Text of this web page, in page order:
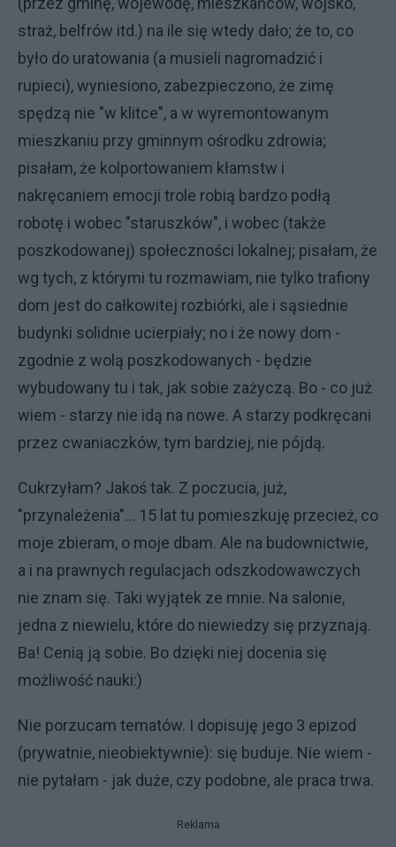
straż, belfrów itd.) na ile się wtedy dało; że to, co
było do uratowania (a musieli nagromadzić i
rupieci), wyniesiono, zabezpieczono, że zimę
spędzą nie "w klitce", a w wyremontowanym
mieszkaniu przy gminnym ośrodku zdrowia;
pisałam, że kolportowaniem kłamstw i
nakręcaniem emocji trole robią bardzo podłą
robotę i wobec "staruszków", i wobec (także
poszkodowanej) społeczności lokalnej; pisałam, że
wg tych, z którymi tu rozmawiam, nie tylko trafiony
dom jest do całkowitej rozbiórki, ale i sąsiednie
budynki solidnie ucierpiały; no i że nowy dom -
zgodnie z wolą poszkodowanych - będzie
wybudowany tu i tak, jak sobie zażyczą. Bo - co już
wiem - starzy nie idą na nowe. A starzy podkręcani
przez cwaniaczków, tym bardziej, nie pójdą.
Cukrzyłam? Jakoś tak. Z poczucia, już,
"przynależenia"... 15 lat tu pomieszkuję przecież, co
moje zbieram, o moje dbam. Ale na budownictwie,
a i na prawnych regulacjach odszkodowawczych
nie znam się. Taki wyjątek ze mnie. Na salonie,
jedna z niewielu, które do niewiedzy się przyznają.
Ba! Cenią ją sobie. Bo dzięki niej docenia się
możliwość nauki:)
Nie porzucam tematów. I dopisuję jego 3 epizod
(prywatnie, nieobiektywnie): się buduje. Nie wiem -
nie pytałam - jak duże, czy podobne, ale praca trwa.
Reklama